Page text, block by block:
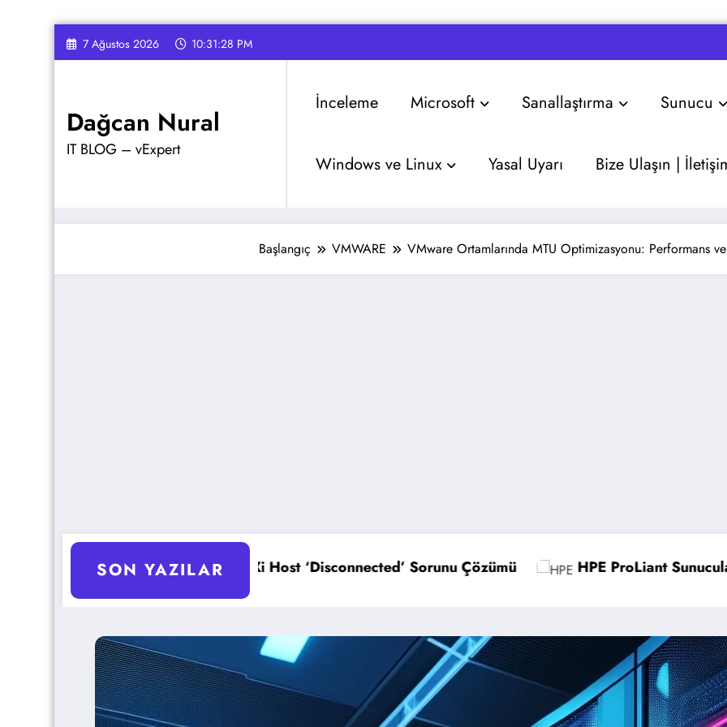
İçeriğe
atla
7 Ağustos 2026 10:31:29 PM
Dağcan Nural
IT BLOG – vExpert
İnceleme Microsoft Sanallaştırma Sunucu
Windows ve Linux Yasal Uyarı Bize Ulaşın |
Başlangıç VMWARE VMware Ortamlarında MTU Optimizasyonu: Performans
SON YAZILAR
Host ‘Disconnected’ Sorunu Çözümü HPE ProLiant Sunucularda UEFI Ayarlarını Optimize